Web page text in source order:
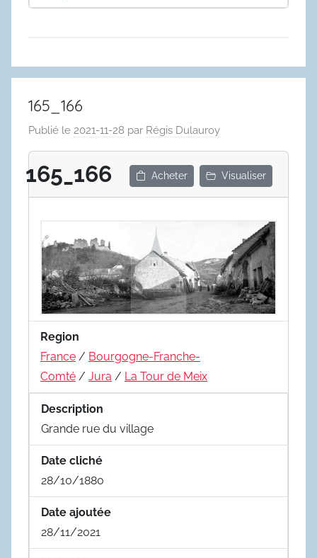
165_166
Publié le 2021-11-28 par Régis Dulauroy
165_166 Acheter Visualiser
Region
France / Bourgogne-Franche-
Comté / Jura / La Tour de Meix
Description
Grande rue du village
Date cliché
28/10/1880
Date ajoutée
28/11/2021